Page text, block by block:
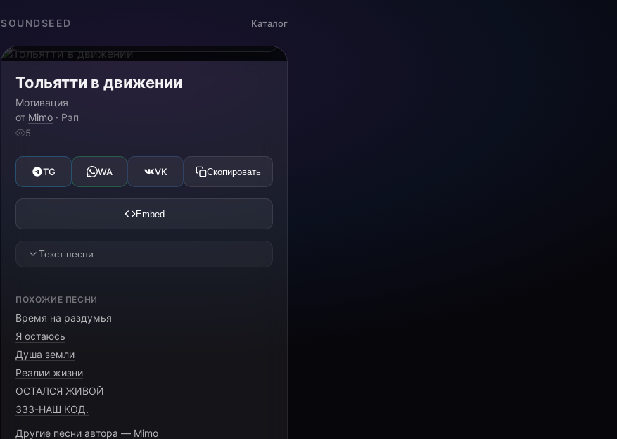
SOUNDSEED Каталог
Тольятти в движении
Мотивация
от Mimo · Рэп
5
TG WA VK Скопировать
Embed
Текст песни
Эй, Славик, брат, Тольятти на связи,
Движенье вверх, не буксуем в грязи.
Илья и Лёха — наш верный актив,
ПОХОЖИЕ ПЕСНИ
Время на раздумья
Я остаюсь
Душа земли
Реалии жизни
ОСТАЛСЯ ЖИВОЙ
333-НАШ КОД.
Другие песни автора — Mimo